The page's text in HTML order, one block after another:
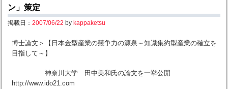
ン」策定
掲載日： 2007/06/22 by kappaketsu
博士論文＞【日本金型産業の競争力の源泉～知識集約型産業の確立を
目指して～】
神奈川大学 田中美和氏の論文を一挙公開
http://www.ido21.com